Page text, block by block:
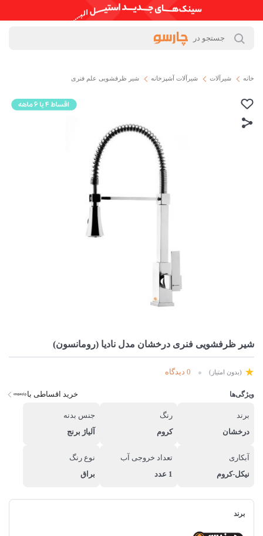
خانه شیرآلات شیرآلات آشپزخانه شیر ظرفشویی علم فنری
شیر ظرفشويی فنری درخشان مدل نادیا (رومانسون)
(بدون امتیاز) 0 دیدگاه
ویژگی‌ها خرید اقساطی با
برند
درخشان
رنگ
کروم
جنس بدنه
آلیاژ برنج
آبکاری
نیکل-کروم
تعداد خروجی آب
1 عدد
نوع رنگ
براق
برند